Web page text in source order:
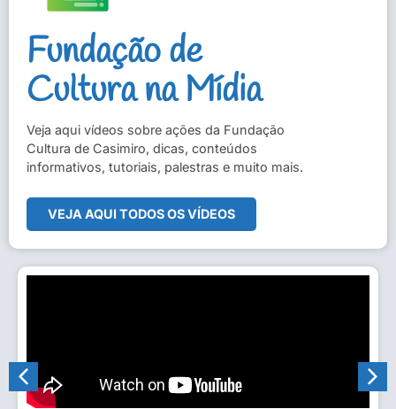
Fundação de
Cultura na Mídia
Veja aqui vídeos sobre ações da Fundação
Cultura de Casimiro, dicas, conteúdos
informativos, tutoriais, palestras e muito mais.
VEJA AQUI TODOS OS VÍDEOS